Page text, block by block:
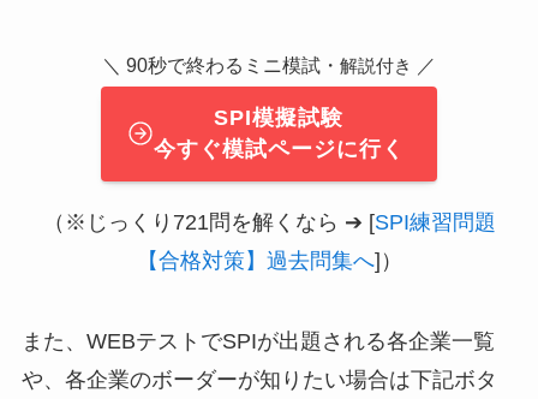
＼ 90秒で終わるミニ模試・ 解説付き ／
SPI模擬試験
今すぐ模試ページに行く
（※じっくり721問を解くなら ➔ [SPI練習問題
【合格対策】過去問集へ]）
また、WEBテストでSPIが出題される各企業一覧
や、各企業のボーダーが知りたい場合は下記ボタ